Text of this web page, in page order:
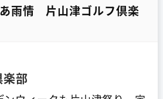
雨情 片山津ゴルフ倶楽
部